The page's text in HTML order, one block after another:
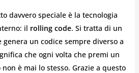
davvero speciale è la tecnologia
il rolling code. Si tratta di un
un codice sempre diverso a
che ogni volta che premi un
è mai lo stesso. Grazie a questo